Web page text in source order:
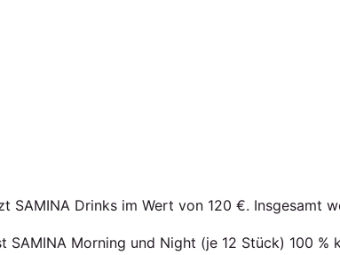
SAMINA Drinks im Wert von 120 €. Insgesamt
SAMINA Morning und Night (je 12 Stück) 100